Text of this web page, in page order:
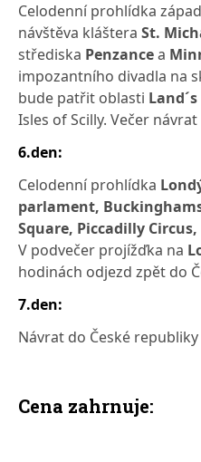
Celodenní prohlídka
návštěva kláštera St.
střediska Penzancea
impozantního divadla na
bude patřit oblasti
Isles of Scilly. Večer
6.den:
Celodenní prohlídka
parlament,
Square, Piccadilly
V podvečer projížďka na
hodinách odjezd zpět do
7.den:
Návrat do České
Cena zahrnuje: